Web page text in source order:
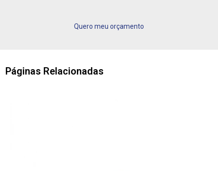
Quero meu orçamento
Páginas Relacionadas